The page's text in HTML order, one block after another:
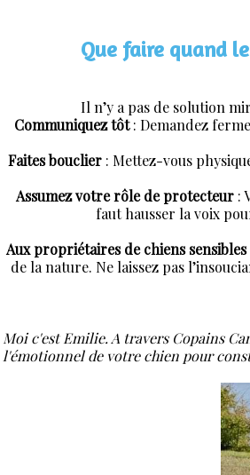
Que faire quand
Il n’y a pas de solution
Communiquez tôt: Demandez
Faites bouclier : Mettez-vous
Assumez votre rôle de protecteur :
faut hausser la voix
Aux propriétaires de chiens sensibles
de la nature. Ne laissez pas
Moi c'est Emilie. A travers Copains
l'émotionnel de votre chien pour